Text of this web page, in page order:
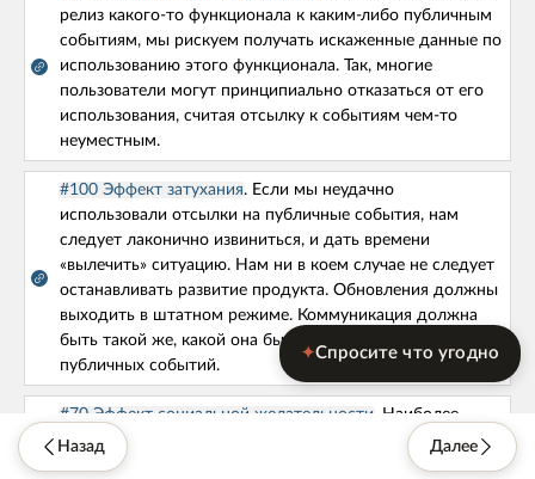
релиз какого-то функционала к каким-либо публичным
событиям, мы рискуем получать искаженные данные по
использованию этого функционала. Так, многие
пользователи могут принципиально отказаться от его
использования, считая отсылку к событиям чем-то
неуместным.
#100 Эффект затухания. Если мы неудачно
использовали отсылки на публичные события, нам
следует лаконично извиниться, и дать времени
«вылечить» ситуацию. Нам ни в коем случае не следует
останавливать развитие продукта. Обновления должны
выходить в штатном режиме. Коммуникация должна
быть такой же, какой она была до упоминаний
публичных событий.
#70 Эффект социальной желательности . Наиболее
безопасными событиями, на которые можно ссылаться
являются те, в которых речь идет о безусловном благе
Назад Далее
Сбор команды
#59. Что учитывать при упоминании
политических, социальных либо экономических
событий в текстах компании/продукта?
Сбор команды
#61. Что делать, если команда тратит слишком
много времени на неважные мелочи?
✦Спросите что угодно